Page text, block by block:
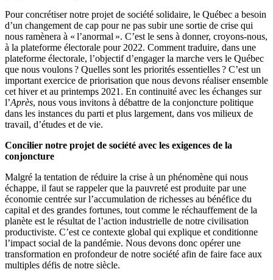
Pour concrétiser notre projet de société solidaire, le Québec a besoin
d’un changement de cap pour ne pas subir une sortie de crise qui
nous ramènera à « l’anormal ». C’est le sens à donner, croyons-nous,
à la plateforme électorale pour 2022. Comment traduire, dans une
plateforme électorale, l’objectif d’engager la marche vers le Québec
que nous voulons ? Quelles sont les priorités essentielles ? C’est un
important exercice de priorisation que nous devons réaliser ensemble
cet hiver et au printemps 2021. En continuité avec les échanges sur
l’Après, nous vous invitons à débattre de la conjoncture politique
dans les instances du parti et plus largement, dans vos milieux de
travail, d’études et de vie.
Concilier notre projet de société avec les exigences de la
conjoncture
Malgré la tentation de réduire la crise à un phénomène qui nous
échappe, il faut se rappeler que la pauvreté est produite par une
économie centrée sur l’accumulation de richesses au bénéfice du
capital et des grandes fortunes, tout comme le réchauffement de la
planète est le résultat de l’action industrielle de notre civilisation
productiviste. C’est ce contexte global qui explique et conditionne
l’impact social de la pandémie. Nous devons donc opérer une
transformation en profondeur de notre société afin de faire face aux
multiples défis de notre siècle.